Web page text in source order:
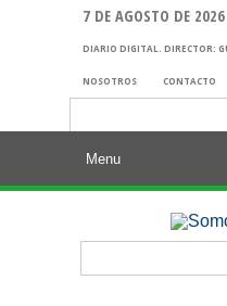
7 DE AGOSTO DE 2026
DIARIO DIGITAL. DIRECTOR:
NOSOTROS CONTACTO